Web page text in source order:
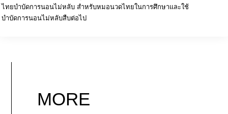
ไทยบำบัดการนอนไม่หลับ สำหรับหมอนวดไทยในการศึกษาและใช้
บำบัดการนอนไม่หลับสืบต่อไป
MORE